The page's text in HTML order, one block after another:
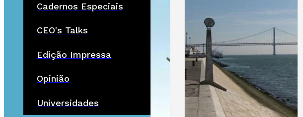
Cadernos Especiais
CEO's Talks
Edição Impressa
Opinião
Universidades